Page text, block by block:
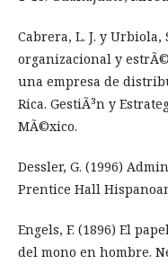
Cabrera, L. J. y Urbiola,
organizacional y
una empresa de
Rica. GestiÃ³n y
MÃ©xico.
Dessler, G. (1996)
Prentice Hall
Engels, F. (1896) El
del mono en hombre.